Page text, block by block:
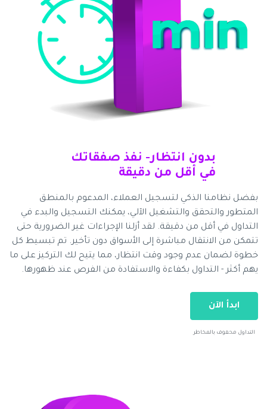
بدون انتظار- نفذ صفقاتك
في أقل من دقيقة
بفضل نظامنا الذكي لتسجيل العملاء، المدعوم بالمنطق
المتطور والتحقق والتشغيل الآلي، يمكنك التسجيل والبدء في
التداول في أقل من دقيقة. لقد أزلنا الإجراءات غير الضرورية حتى
تتمكن من الانتقال مباشرة إلى الأسواق دون تأخير. تم تبسيط كل
خطوة لضمان عدم وجود وقت انتظار، مما يتيح لك التركيز على ما
يهم أكثر - التداول بكفاءة والاستفادة من الفرص عند ظهورها.
ابدأ الآن
التداول محفوف بالمخاطر